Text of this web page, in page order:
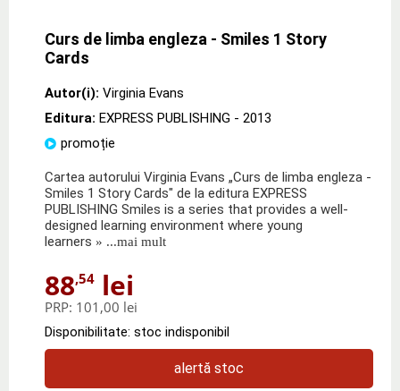
Curs de limba engleza - Smiles 1 Story
Cards
Autor(i): Virginia Evans
Editura: EXPRESS PUBLISHING - 2013
promoție
Cartea autorului Virginia Evans „Curs de limba engleza -
Smiles 1 Story Cards" de la editura EXPRESS
PUBLISHING Smiles is a series that provides a well-
designed learning environment where young
learners » ...mai mult
88,54 lei
PRP: 101,00 lei
Disponibilitate: stoc indisponibil
alertă stoc